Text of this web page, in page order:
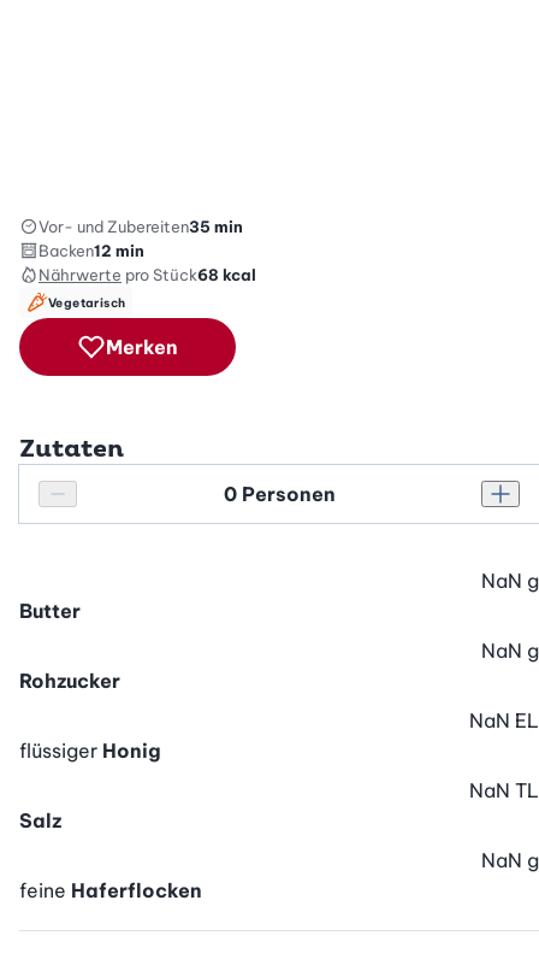
Vor- und Zubereiten35 min
Backen12 min
Nährwerte pro Stück68 kcal
Vegetarisch
Merken
Zutaten
Personenanzahl verringern
Personenanzahl
Butter
NaN g
Rohzucker
NaN g
flüssiger Honig
NaN EL
Salz
NaN TL
feine Haferflocken
NaN g